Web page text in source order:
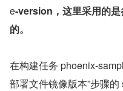
e-version，这里采用的
的。
在构建任务 phoenix-
部署文件镜像版本”步骤